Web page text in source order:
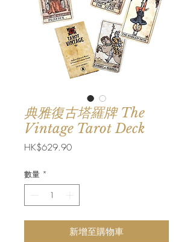
典雅復古塔羅牌 The
Vintage Tarot Deck
HK$629.90價
數量 *
新增至購物車